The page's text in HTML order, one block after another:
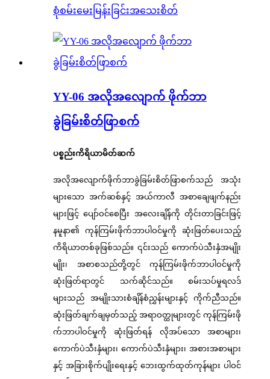
စုံစမ်းမေးမြန်းခြင်းအသေးစိတ်
YY-06 အလိုအလျောက် ဖိုက်ဘာ
ခွဲခြမ်းစိတ်ဖြာစက်
ပစ္စည်းကိရိယာမိတ်ဆက်
အလိုအလျောက်ဖိုက်ဘာခွဲခြမ်းစိတ်ဖြာစက်သည် အသုံး
များသော အက်ဆစ်နှင့် အယ်ကာလီ အစာချေဖျက်နည်း
များဖြင့် ပျော်ဝင်စေပြီး အလေးချိန်ကို တိုင်းတာခြင်းဖြင့်
နမူနာ၏ ကုန်ကြမ်းဖိုက်ဘာပါဝင်မှုကို ဆုံးဖြတ်ပေးသည့်
ကိရိယာတစ်ခုဖြစ်သည်။ ၎င်းသည် ကောက်ပဲသီးနှံအမျိုး
မျိုး၊ အစာစသည်တို့တွင် ကုန်ကြမ်းဖိုက်ဘာပါဝင်မှုကို
ဆုံးဖြတ်ရာတွင် သက်ဆိုင်သည်။ စမ်းသပ်မှုရလဒ်
များသည် အမျိုးသားစံချိန်စံညွှန်းများနှင့် ကိုက်ညီသည်။
ဆုံးဖြတ်ချက်ချမှတ်သည့် အရာဝတ္ထုများတွင် ကုန်ကြမ်းဖို
က်ဘာပါဝင်မှုကို ဆုံးဖြတ်ရန် လိုအပ်သော အစာများ၊
ကောက်ပဲသီးနှံများ၊ ကောက်ပဲသီးနှံများ၊ အစားအစာများ
နှင့် အခြားစိုက်ပျိုးရေးနှင့် ဘေးထွက်ထုတ်ကုန်များ ပါဝင်